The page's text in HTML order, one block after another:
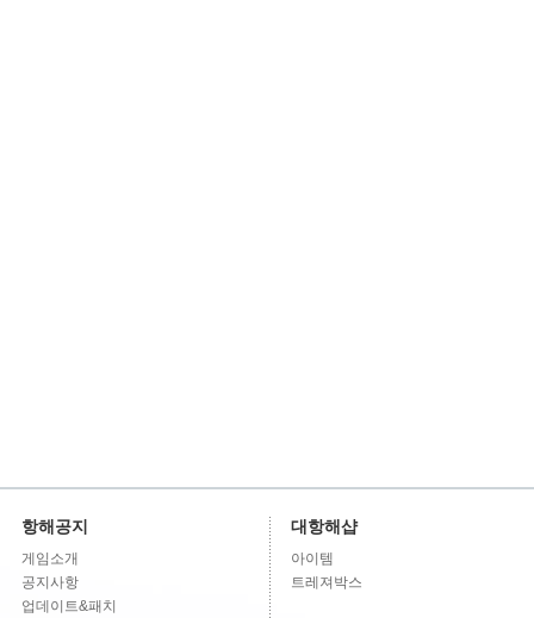
항해공지
게임소개
공지사항
업데이트&패치
대항해샵
아이템
트레져박스